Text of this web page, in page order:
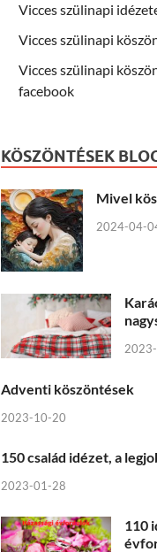
Vicces szülinapi
Vicces szülinapi
Vicces szülinapi
facebook
KÖSZÖNTÉSEK
Mivel
2024-04-
Adventi köszöntések
2023-10-20
150 család idézet, a
2023-01-28
110